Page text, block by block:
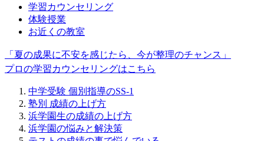
学習カウンセリング
体験授業
お近くの教室
「夏の成果に不安を感じたら、今が整理のチャンス」
プロの学習カウンセリングはこちら
中学受験 個別指導のSS-1
塾別 成績の上げ方
浜学園生の成績の上げ方
浜学園の悩みと解決策